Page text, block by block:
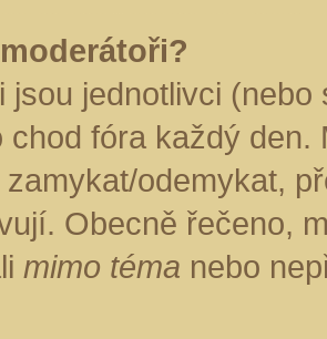
jsou jednotlivci
chod fóra každý
odemykat,
Obecně řečeno,
mimo téma nebo